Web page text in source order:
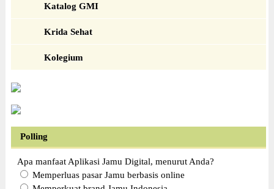
Katalog GMI
Krida Sehat
Kolegium
Polling
Apa manfaat Aplikasi Jamu Digital, menurut Anda?
Memperluas pasar Jamu berbasis online